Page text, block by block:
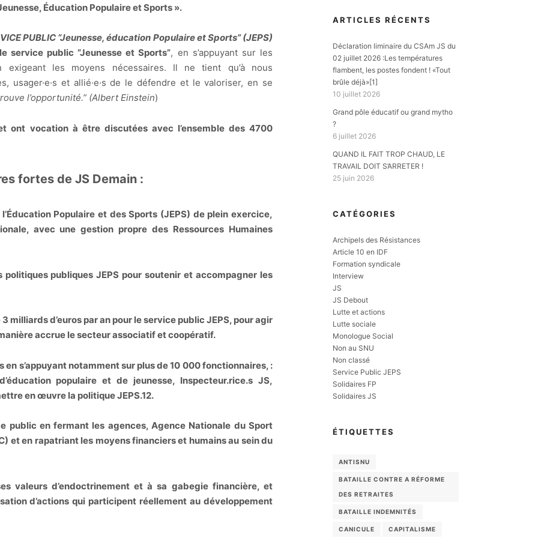
Éducation Populaire et Sports ».
PUBLIC “Jeunesse, éducation Populaire et Sports” (JEPS)
public ”Jeunesse et Sports”, en s’appuyant sur les
les moyens nécessaires. Il ne tient qu’à nous
usager·e·s et allié·e·s de le défendre et le valoriser, en se
l’opportunité.” (Albert Einstein)
ont vocation à être discutées avec l’ensemble des 4700
fortes de JS Demain :
Populaire et des Sports (JEPS) de plein exercice,
avec une gestion propre des Ressources Humaines
publiques JEPS pour soutenir et accompagner les
milliards d’euros par an pour le service public JEPS, pour agir
accrue le secteur associatif et coopératif.
en s’appuyant notamment sur plus de 10 000 fonctionnaires, :
populaire et de jeunesse, Inspecteur.rice.s JS,
en œuvre la politique JEPS.12.
public en fermant les agences, Agence Nationale du Sport
et en rapatriant les moyens financiers et humains au sein du
valeurs d’endoctrinement et à sa gabegie financière, et
d’actions qui participent réellement au développement
ARTICLES RÉCENTS
Déclaration liminaire du CSAm JS du
02 juillet 2026 :Les températures
flambent, les postes fondent ! «Tout
brûle déjà»[1]
10 juillet 2026
Grand pôle éducatif ou grand mytho
?
6 juillet 2026
QUAND IL FAIT TROP CHAUD, LE
TRAVAIL DOIT S’ARRETER !
25 juin 2026
CATÉGORIES
Archipels des Résistances
Article 10 en IDF
Formation syndicale
Interview
JS
JS Debout
Lutte et actions
Lutte sociale
Monologue Social
Non au SNU
Non classé
Service Public JEPS
Solidaires FP
Solidaires JS
ÉTIQUETTES
ANTISNU
BATAILLE CONTRE A RÉFORME
DES RETRAITES
BATAILLE INDEMNITÉS
CANICULE CAPITALISME